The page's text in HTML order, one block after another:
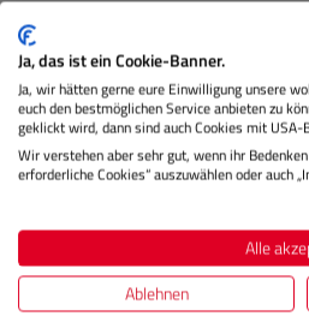
Das NiSi Athena
Filmproduktion mit
revolutionieren.
ursprünglichen
unvergleichlichen
und Blendenring für
Tauchen Sie ein in
Bildqualität, die
Aberration erreicht
Ja, das ist ein Cookie-Banner.
Ja, wir hätten gerne eure Einwilligung unsere
euch den bestmöglichen Service anbieten zu
geklickt wird, dann sind auch Cookies mit USA-
Wir verstehen aber sehr gut, wenn ihr
erforderliche Cookies“ auszuwählen oder auch
Alle
Ablehnen